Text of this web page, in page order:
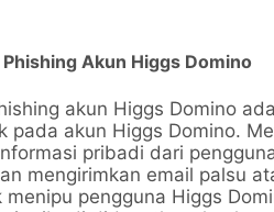
Akun Higgs Domino
akun Higgs Domino
pada akun Higgs Domino.
pribadi dari
mengirimkan email palsu
menipu pengguna Higgs